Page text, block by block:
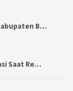
B…
Saat Re…